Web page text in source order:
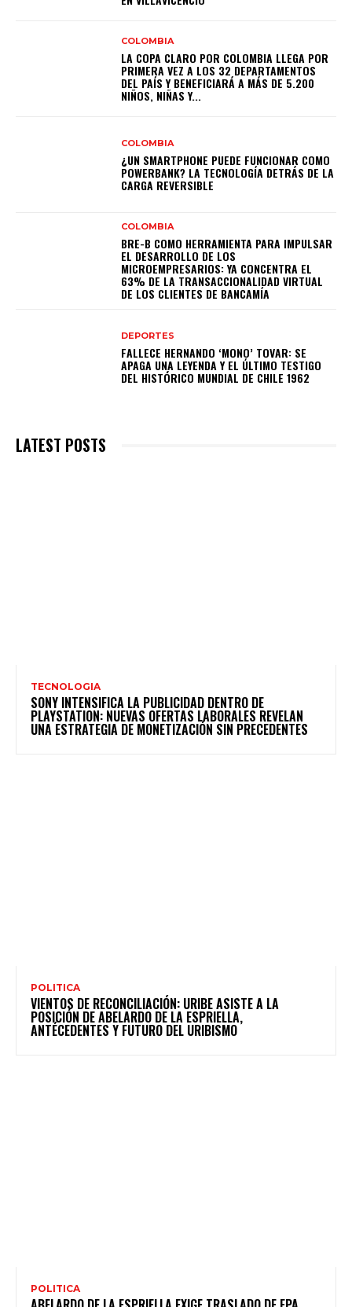
COLOMBIA
LA COPA CLARO POR COLOMBIA LLEGA POR
PRIMERA VEZ A LOS 32 DEPARTAMENTOS
DEL PAÍS Y BENEFICIARÁ A MÁS DE 5.200
NIÑOS, NIÑAS Y...
COLOMBIA
¿UN SMARTPHONE PUEDE FUNCIONAR COMO
POWERBANK? LA TECNOLOGÍA DETRÁS DE LA
CARGA REVERSIBLE
COLOMBIA
BRE-B COMO HERRAMIENTA PARA IMPULSAR
EL DESARROLLO DE LOS
MICROEMPRESARIOS: YA CONCENTRA EL
63% DE LA TRANSACCIONALIDAD VIRTUAL
DE LOS CLIENTES DE BANCAMÍA
DEPORTES
FALLECE HERNANDO ‘MONO’ TOVAR: SE
APAGA UNA LEYENDA Y EL ÚLTIMO TESTIGO
DEL HISTÓRICO MUNDIAL DE CHILE 1962
LATEST POSTS
TECNOLOGIA
SONY INTENSIFICA LA PUBLICIDAD DENTRO DE
PLAYSTATION: NUEVAS OFERTAS LABORALES REVELAN
UNA ESTRATEGIA DE MONETIZACIÓN SIN PRECEDENTES
POLITICA
VIENTOS DE RECONCILIACIÓN: URIBE ASISTE A LA
POSICIÓN DE ABELARDO DE LA ESPRIELLA,
ANTÉCEDENTES Y FUTURO DEL URIBISMO
POLITICA